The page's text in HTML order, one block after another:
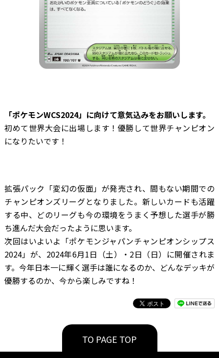
―――「ポケモンWCS2024」に向けて意気込みをお願いします。
初めて世界大会に出場します！優勝して世界チャンピオン
になりたいです！
拡張パック「変幻の仮面」が発売され、間もない期間での
チャンピオンズリーグとなりました。新しいカードも活躍
する中、どのリーグも今の環境をうまく予想した選手が勝
ち進んだ大会だったように思います。
次回はいよいよ「ポケモンジャパンチャンピオンシップス
2024」が、2024年6月1日（土）・2日（日）に開催されま
す。今年日本一に輝く選手は誰になるのか、どんなデッキが
優勝するのか、今から楽しみですね！
TO PAGE TOP